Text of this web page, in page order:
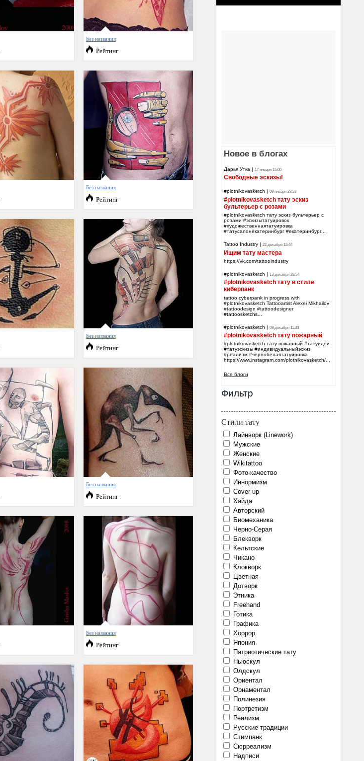
Новое в блогах
Дарья Утка | 17 января 15:00
Свободные эскизы!
#plotnikovasketch 09 января 23:53
#plotnikovasketch тату эскиз
бультерьер с розами
#plotnikovasketch тату эскиз бультерьер с
розами #эскизытатуировок
#художественнаятатуировка
#татусалонекатеринбург #екатеринбург...
Tattoo Industry| 22 декабря 13:44
Ищим тату мастера
https://vk.com/tattooindustry
#plotnikovasketch | 13 декабря 23:54
#plotnikovasketch тату в стиле
киберпанк
tattoo cyberpank in progress with
#plotnikovasketch Tattooartist Alexei Mikhailov
#tattoodesign #tattoodesigner
#tattoosketchs...
#plotnikovasketch | 09 декабря 11:33
#plotnikovasketch тату пожарный
#plotnikovasketch тату пожарный #татуидеи
#татуэскизы #индивидуальныйэскиз
#реализм #чернобелаятатуировка
https://www.instagram.com/plotnikovasketch/...
Все блоги
Фильтр
Стили тату
Лайнворк (Linework)
Мужские
Женские
Wikitattoo
Фото-качество
Иннормизм
Cover up
Хайда
Авторский
Биомеханика
Черно-Серая
Блекворк
Кельтские
Чикано
Клокворк
Цветная
Дотворк
Этника
Freehand
Готика
Графика
Хоррор
Япония
Патриотические тату
Ньюскул
Олдскул
Ориентал
Орнаментал
Полинезия
Портретизм
Реализм
Русские традиции
Стимпанк
Сюрреализм
Надписи
Без названия
Рейтинг
Без названия
Рейтинг
Без названия
Рейтинг
Без названия
Рейтинг
Без названия
Рейтинг